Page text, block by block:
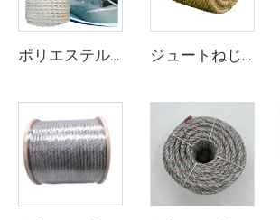
ポリエステル8本撚りハウサーロープ ジュートねじりロープ